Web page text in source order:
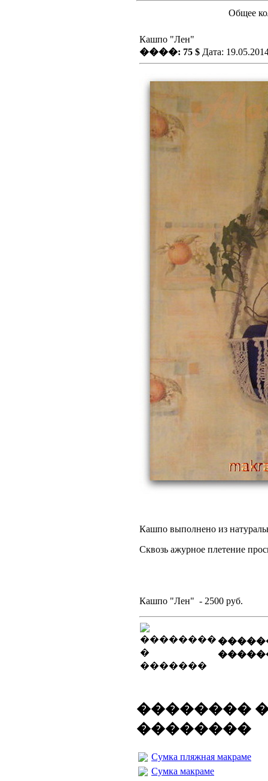
Общее
Кашпо "Лен"
����: 75 $ Дата:
Кашпо выполнено из
Сквозь ажурное плетение
Кашпо "Лен" - 2500 руб.
��������
��������
Сумка пляжная макраме
Сумка макраме